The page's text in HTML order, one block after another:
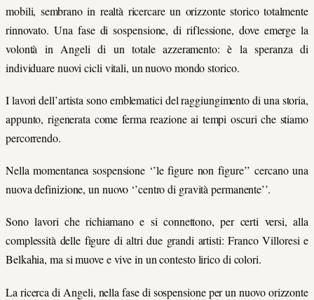
mobili, sembrano in realtà ricercare un orizzonte storico totalmente
rinnovato. Una fase di sospensione, di riflessione, dove emerge la
volontà in Angeli di un totale azzeramento: è la speranza di
individuare nuovi cicli vitali, un nuovo mondo storico.
I lavori dell’artista sono emblematici del raggiungimento di una storia,
appunto, rigenerata come ferma reazione ai tempi oscuri che stiamo
percorrendo.
Nella momentanea sospensione ‘’le figure non figure’’ cercano una
nuova definizione, un nuovo ‘’centro di gravità permanente’’.
Sono lavori che richiamano e si connettono, per certi versi, alla
complessità delle figure di altri due grandi artisti: Franco Villoresi e
Belkahia, ma si muove e vive in un contesto lirico di colori.
La ricerca di Angeli, nella fase di sospensione per un nuovo orizzonte